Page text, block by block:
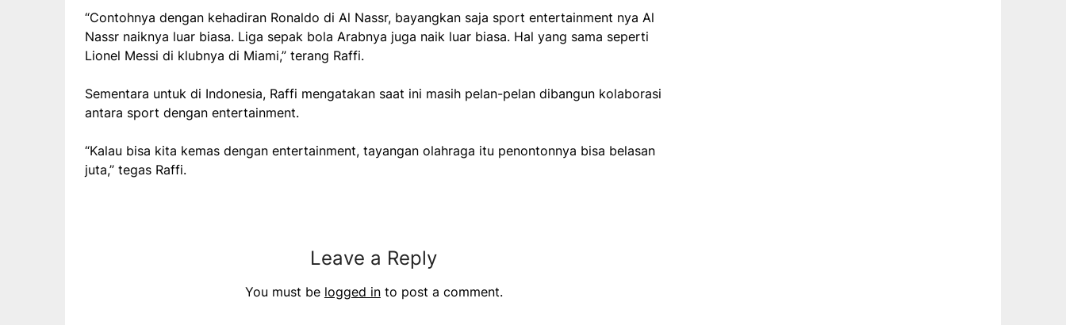
“Contohnya dengan kehadiran Ronaldo di Al Nassr, bayangkan saja sport entertainment nya Al
Nassr naiknya luar biasa. Liga sepak bola Arabnya juga naik luar biasa. Hal yang sama seperti
Lionel Messi di klubnya di Miami,” terang Raffi.
Sementara untuk di Indonesia, Raffi mengatakan saat ini masih pelan-pelan dibangun kolaborasi
antara sport dengan entertainment.
“Kalau bisa kita kemas dengan entertainment, tayangan olahraga itu penontonnya bisa belasan
juta,” tegas Raffi.
Leave a Reply
You must be logged into post a comment.